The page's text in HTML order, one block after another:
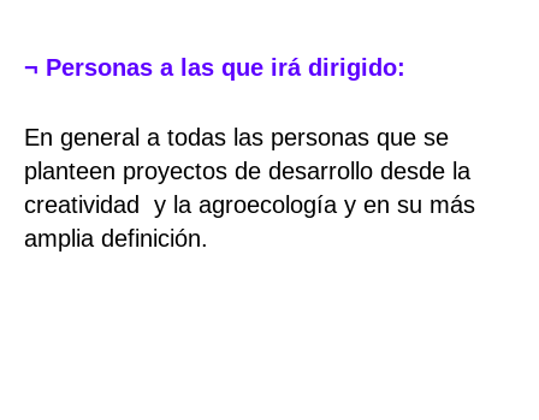
¬ Personas a las que irá dirigido:
En general a todas las personas que se
planteen proyectos de desarrollo desde la
creatividad y la agroecología y en su más
amplia definición.